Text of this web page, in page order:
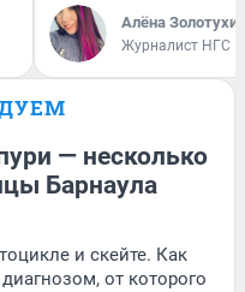
Алёна
Журналист НГС
— несколько
Барнаула
и скейте. Как
от которого